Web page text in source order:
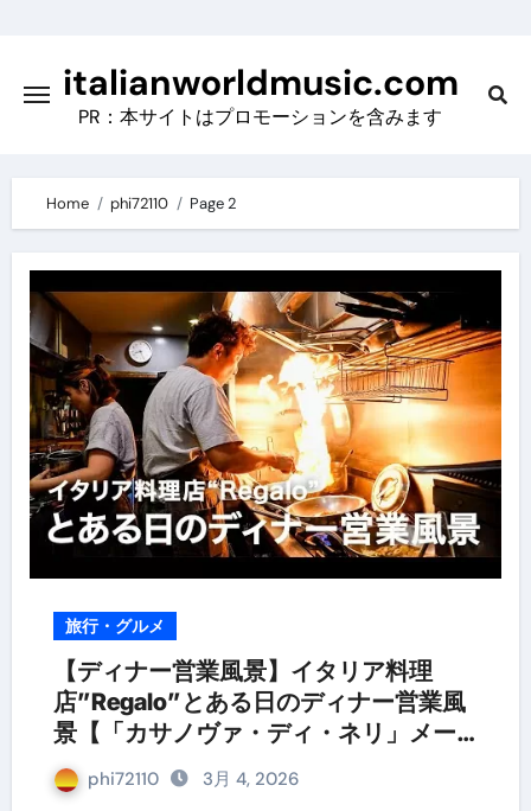
contentitalianworldmusic.com
PR：本サイトはプロモーションを含みます
Home phi72110 Page 2
旅行・グルメ
【ディナー営業風景】イタリア料理
店”Regalo”とある日のディナー営業風
景【「カサノヴァ・ディ・ネリ」メー
カーズディナーの日】
phi72110 3月 4, 2026